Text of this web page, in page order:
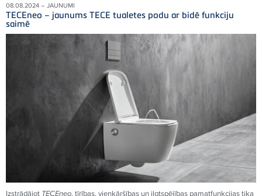
08.08.2024 – JAUNUMI
TECEneo – jaunums TECE tualetes podu ar bidē funkciju
saimē
Izstrādājot TECEneo, tīrības, vienkāršības un ilgtspējības pamatfunkcijas tika